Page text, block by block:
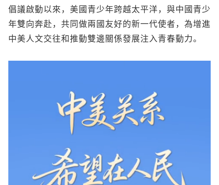
倡議啟動以來，美國青少年跨越太平洋，與中國青少
年雙向奔赴，共同做兩國友好的新一代使者，為增進
中美人文交往和推動雙邊關係發展注入青春動力。